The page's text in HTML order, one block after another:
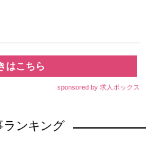
はこちら
sponsored by 求人ボックス
ランキング